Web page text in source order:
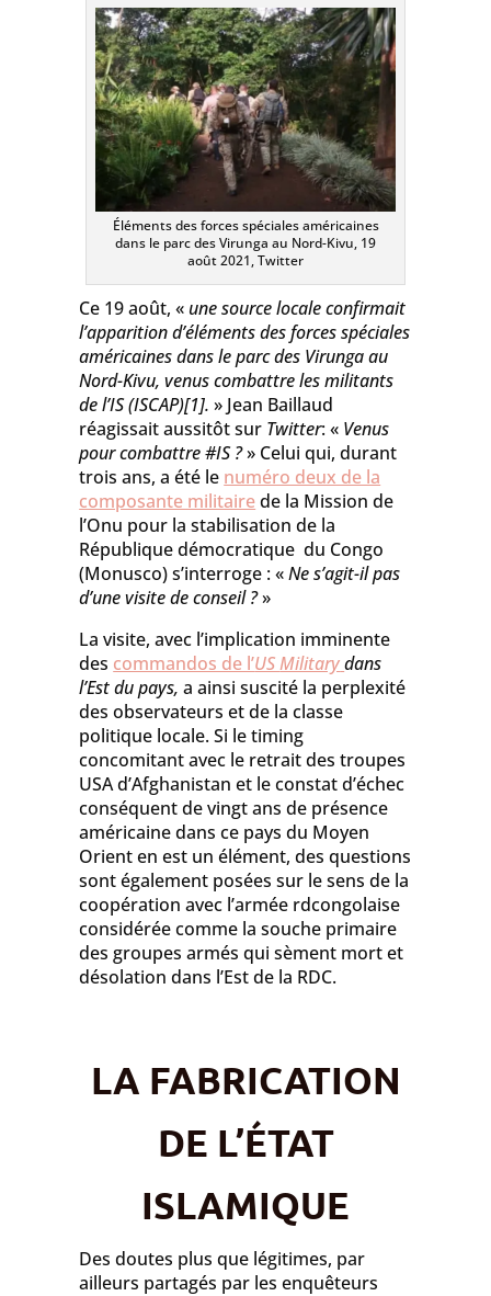
Éléments des forces spéciales américaines
dans le parc des Virunga au Nord-Kivu, 19
août 2021, Twitter
Ce 19 août, « une source locale confirmait
l’apparition d’éléments des forces spéciales
américaines dans le parc des Virunga au
Nord-Kivu, venus combattre les militants
de l’IS (ISCAP)[1]. » Jean Baillaud
réagissait aussitôt sur Twitter: « Venus
pour combattre #IS ?» Celui qui, durant
trois ans, a été le numéro deux de la
composante militairede la Mission de
l’Onu pour la stabilisation de la
République démocratique du Congo
(Monusco) s’interroge : «Ne s’agit-il pas
d’une visite de conseil ?»
La visite, avec l’implication imminente
des commandos de l’USMilitarydans
l’Est du pays,a ainsi suscité la perplexité
des observateurs et de la classe
politique locale. Si le timing
concomitant avec le retrait des troupes
USA d’Afghanistan et le constat d’échec
conséquent de vingt ans de présence
américaine dans ce pays du Moyen
Orient en est un élément, des questions
sont également posées sur le sens de la
coopération avec l’armée rdcongolaise
considérée comme la souche primaire
des groupes armés qui sèment mort et
désolation dans l’Est de la RDC.
LA FABRICATION
DE L’ÉTAT
ISLAMIQUE
Des doutes plus que légitimes, par
ailleurs partagés par les enquêteurs